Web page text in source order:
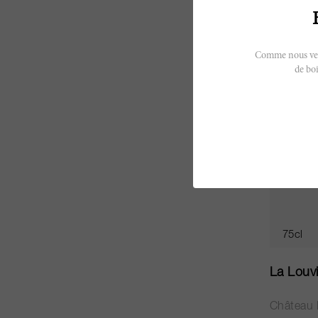
CHF
75cl
La
Château
Comme nous
de